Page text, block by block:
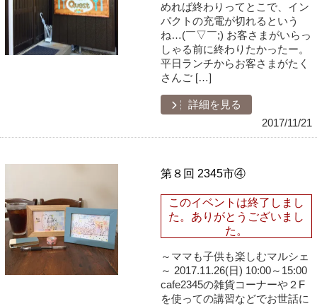
めれば終わりってとこで、イン
パクトの充電が切れるという
ね…(￣▽￣;) お客さまがいらっ
しゃる前に終わりたかったー。
平日ランチからお客さまがたく
さんご […]
詳細を見る
2017/11/21
第８回 2345市④
このイベントは終了しまし
た。ありがとうございまし
た。
～ママも子供も楽しむマルシェ
～ 2017.11.26(日) 10:00～15:00
cafe2345の雑貨コーナーや２F
を使っての講習などでお世話に